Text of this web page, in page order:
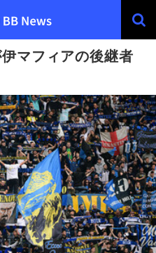
マフィアの後継者